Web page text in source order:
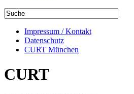
Impressum / Kontakt
Datenschutz
CURT München
CURT